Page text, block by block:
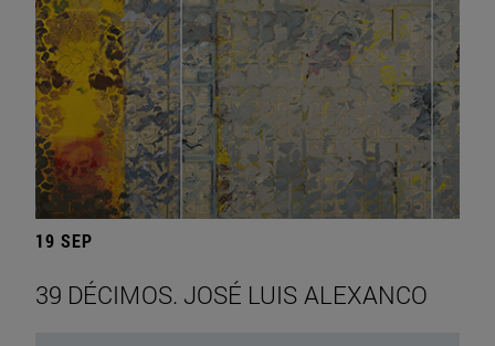
19 SEP
39 DÉCIMOS. JOSÉ LUIS ALEXANCO